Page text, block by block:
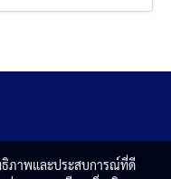
ธิภาพและประสบการณ์ที่ดี